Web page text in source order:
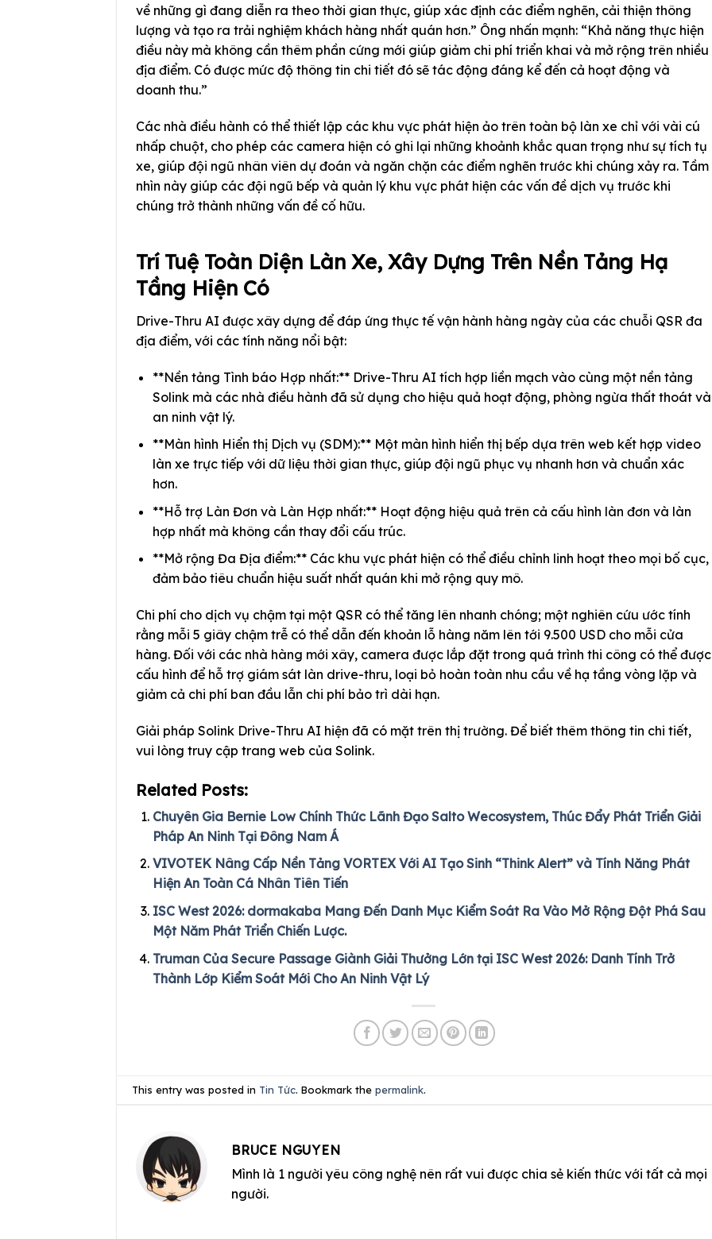
về những gì đang diễn ra theo thời gian thực, giúp xác định các điểm nghẽn, cải thiện thông
lượng và tạo ra trải nghiệm khách hàng nhất quán hơn.” Ông nhấn mạnh: “Khả năng thực hiện
điều này mà không cần thêm phần cứng mới giúp giảm chi phí triển khai và mở rộng trên nhiều
địa điểm. Có được mức độ thông tin chi tiết đó sẽ tác động đáng kể đến cả hoạt động và
doanh thu.”
Các nhà điều hành có thể thiết lập các khu vực phát hiện ảo trên toàn bộ làn xe chỉ với vài cú
nhấp chuột, cho phép các camera hiện có ghi lại những khoảnh khắc quan trọng như sự tích tụ
xe, giúp đội ngũ nhân viên dự đoán và ngăn chặn các điểm nghẽn trước khi chúng xảy ra. Tầm
nhìn này giúp các đội ngũ bếp và quản lý khu vực phát hiện các vấn đề dịch vụ trước khi
chúng trở thành những vấn đề cố hữu.
Trí Tuệ Toàn Diện Làn Xe, Xây Dựng Trên Nền Tảng Hạ
Tầng Hiện Có
Drive-Thru AI được xây dựng để đáp ứng thực tế vận hành hàng ngày của các chuỗi QSR đa
địa điểm, với các tính năng nổi bật:
**Nền tảng Tình báo Hợp nhất:** Drive-Thru AI tích hợp liền mạch vào cùng một nền tảng
Solink mà các nhà điều hành đã sử dụng cho hiệu quả hoạt động, phòng ngừa thất thoát và
an ninh vật lý.
**Màn hình Hiển thị Dịch vụ (SDM):** Một màn hình hiển thị bếp dựa trên web kết hợp video
làn xe trực tiếp với dữ liệu thời gian thực, giúp đội ngũ phục vụ nhanh hơn và chuẩn xác
hơn.
**Hỗ trợ Làn Đơn và Làn Hợp nhất:** Hoạt động hiệu quả trên cả cấu hình làn đơn và làn
hợp nhất mà không cần thay đổi cấu trúc.
**Mở rộng Đa Địa điểm:** Các khu vực phát hiện có thể điều chỉnh linh hoạt theo mọi bố cục,
đảm bảo tiêu chuẩn hiệu suất nhất quán khi mở rộng quy mô.
Chi phí cho dịch vụ chậm tại một QSR có thể tăng lên nhanh chóng; một nghiên cứu ước tính
rằng mỗi 5 giây chậm trễ có thể dẫn đến khoản lỗ hàng năm lên tới 9.500 USD cho mỗi cửa
hàng. Đối với các nhà hàng mới xây, camera được lắp đặt trong quá trình thi công có thể được
cấu hình để hỗ trợ giám sát làn drive-thru, loại bỏ hoàn toàn nhu cầu về hạ tầng vòng lặp và
giảm cả chi phí ban đầu lẫn chi phí bảo trì dài hạn.
Giải pháp Solink Drive-Thru AI hiện đã có mặt trên thị trường. Để biết thêm thông tin chi tiết,
vui lòng truy cập trang web của Solink.
Related Posts:
Chuyên Gia Bernie Low Chính Thức Lãnh Đạo Salto Wecosystem, Thúc Đẩy Phát Triển Giải
Pháp An Ninh Tại Đông Nam Á
VIVOTEK Nâng Cấp Nền Tảng VORTEX Với AI Tạo Sinh “Think Alert” và Tính Năng Phát
Hiện An Toàn Cá Nhân Tiên Tiến
ISC West 2026: dormakaba Mang Đến Danh Mục Kiểm Soát Ra Vào Mở Rộng Đột Phá Sau
Một Năm Phát Triển Chiến Lược.
Truman Của Secure Passage Giành Giải Thưởng Lớn tại ISC West 2026: Danh Tính Trở
Thành Lớp Kiểm Soát Mới Cho An Ninh Vật Lý
This entry was posted in Tin Tức. Bookmark thepermalink.
BRUCE NGUYEN
Mình là 1 người yêu công nghệ nên rất vui được chia sẻ kiến thức với tất cả mọi
người.